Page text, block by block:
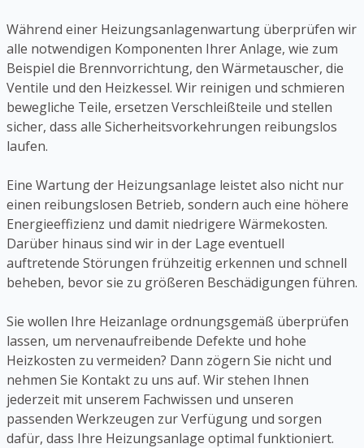
Während einer Heizungsanlagenwartung überprüfen wir
alle notwendigen Komponenten Ihrer Anlage, wie zum
Beispiel die Brennvorrichtung, den Wärmetauscher, die
Ventile und den Heizkessel. Wir reinigen und schmieren
bewegliche Teile, ersetzen Verschleißteile und stellen
sicher, dass alle Sicherheitsvorkehrungen reibungslos
laufen.
Eine Wartung der Heizungsanlage leistet also nicht nur
einen reibungslosen Betrieb, sondern auch eine höhere
Energieeffizienz und damit niedrigere Wärmekosten.
Darüber hinaus sind wir in der Lage eventuell
auftretende Störungen frühzeitig erkennen und schnell
beheben, bevor sie zu größeren Beschädigungen führen.
Sie wollen Ihre Heizanlage ordnungsgemäß überprüfen
lassen, um nervenaufreibende Defekte und hohe
Heizkosten zu vermeiden? Dann zögern Sie nicht und
nehmen Sie Kontakt zu uns auf. Wir stehen Ihnen
jederzeit mit unserem Fachwissen und unseren
passenden Werkzeugen zur Verfügung und sorgen
dafür, dass Ihre Heizungsanlage optimal funktioniert.